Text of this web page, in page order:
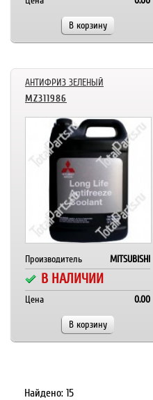
В корзину
АНТИФРИЗ ЗЕЛЕНЫЙ
MZ311986
Производитель MITSUBISHI
В НАЛИЧИИ
Цена 0.00
В корзину
Найдено: 15